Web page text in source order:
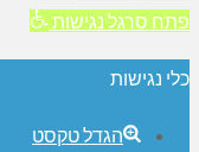
פתח סרגל נגישות
כלי נגישות
הגדל טקסט